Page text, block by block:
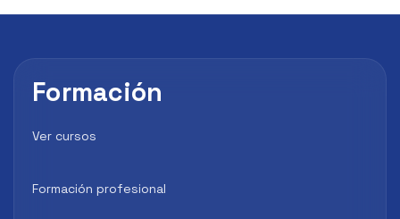
Formación
Ver cursos
Formación profesional